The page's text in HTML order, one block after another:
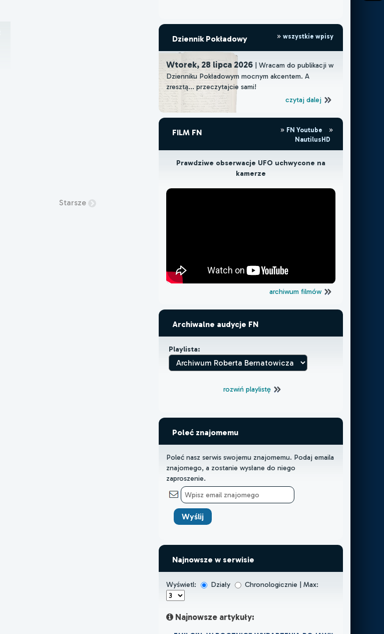
Starsze
Dziennik Pokładowy wszystkie wpisy
Wtorek, 28 lipca 2026| Wracam do publikacji w
Dzienniku Pokładowym mocnym akcentem. A
zresztą... przeczytajcie sami!
czytaj dalej
FILM FN
FN Youtube
NautilusHD
Prawdziwe obserwacje UFO uchwycone na
kamerze
archiwum filmów
Archiwalne audycje FN
Playlista:
rozwiń playlistę
Poleć znajomemu
Poleć nasz serwis swojemu znajomemu. Podaj emaila
znajomego, a zostanie wysłane do niego
zaproszenie.
Najnowsze w serwisie
Wyświetl: Działy Chronologicznie | Max:
Najnowsze artykuły: